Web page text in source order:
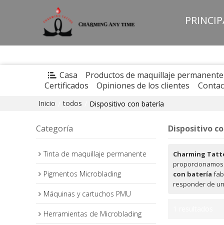
Casa Productos de maquillaje permanente
Certificados
Opiniones de los clientes
Inicio todos Dispositivo con batería
Categoría
Tinta de maquillaje permanente
Pigmentos Microblading
Máquinas y cartuchos PMU
Herramientas de Microblading
Dispositivo
Charming
con batería
responder de